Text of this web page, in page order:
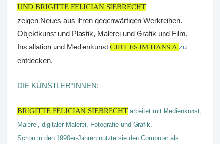
UND BRIGITTE FELICIAN SIEBRECHT
zeigen Neues aus ihren gegenwärtigen Werkreihen.
Objektkunst und Plastik, Malerei und Grafik und Film,
Installation und Medienkunst GIBT ES IM HANS A zu
entdecken.
DIE KÜNSTLER*INNEN:
BRIGITTE FELICIAN SIEBRECHT arbeitet mit Medienkunst,
Malerei, digitaler Malerei, Fotografie und Grafik.
Schon in den 1990er-Jahren nutzte sie den Computer als